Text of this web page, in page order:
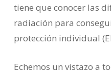
tiene que conocer las
radiación para
protección individual
Echemos un vistazo a